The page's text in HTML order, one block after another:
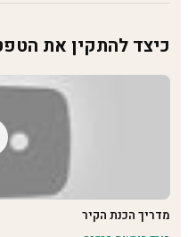
כיצד להתקין את
מדריך הכנת הקיר